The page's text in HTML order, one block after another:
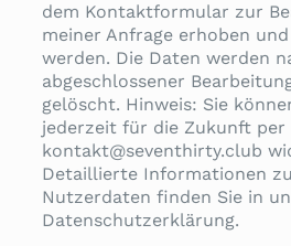
dem Kontaktformular zur
meiner Anfrage erhoben
werden. Die Daten werden
abgeschlossener
gelöscht. Hinweis: Sie
jederzeit für die Zukunft per
kontakt@seventhirty.club
Detaillierte Informationen
Nutzerdaten finden Sie in
Datenschutzerklärung.